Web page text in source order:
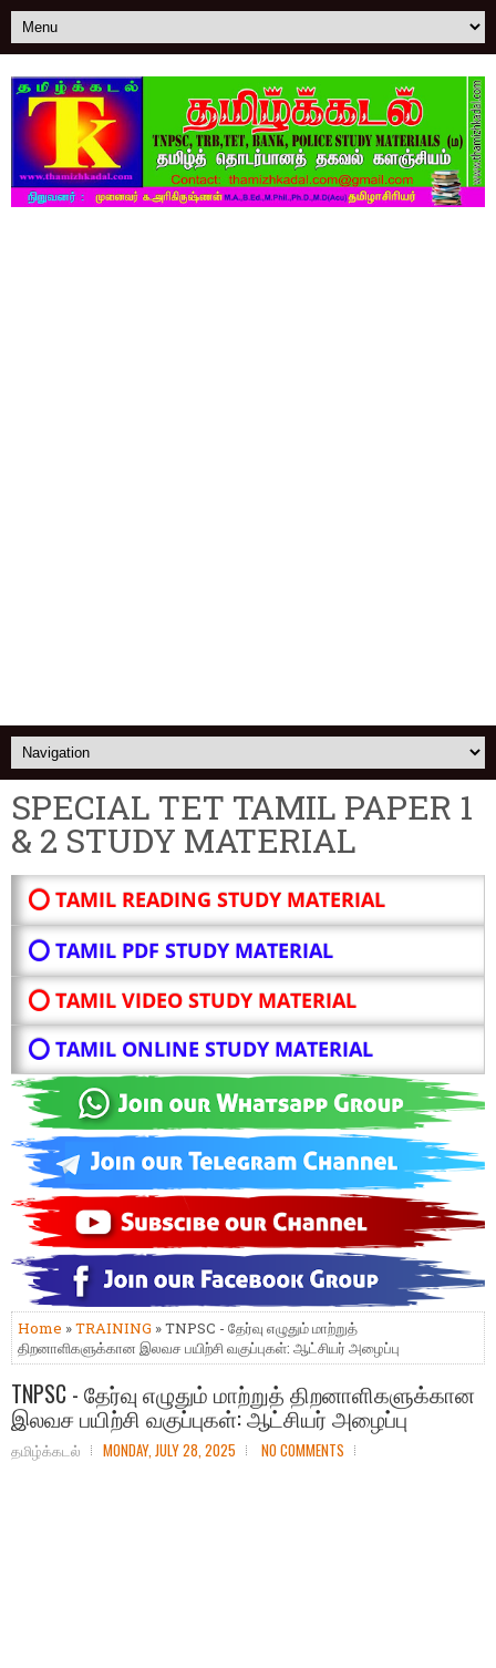
SPECIAL TET TAMIL PAPER 1
& 2 STUDY MATERIAL
⭕ TAMIL READING STUDY MATERIAL
⭕ TAMIL PDF STUDY MATERIAL
⭕ TAMIL VIDEO STUDY MATERIAL
⭕ TAMIL ONLINE STUDY MATERIAL
Home »TRAINING » TNPSC - தேர்வு எழுதும் மாற்றுத்
திறனாளிகளுக்கான இலவச பயிற்சி வகுப்புகள்: ஆட்சியர் அழைப்பு
TNPSC - தேர்வு எழுதும் மாற்றுத் திறனாளிகளுக்கான
இலவச பயிற்சி வகுப்புகள்: ஆட்சியர் அழைப்பு
தமிழ்க்கடல் MONDAY, JULY 28, 2025 NO COMMENTS